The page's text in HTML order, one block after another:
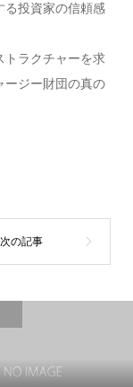
る投資家の信頼感
トラクチャーを求
ージー財団の真の